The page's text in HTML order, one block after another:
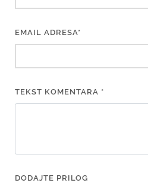
EMAIL ADRESA*
TEKST KOMENTARA *
DODAJTE PRILOG